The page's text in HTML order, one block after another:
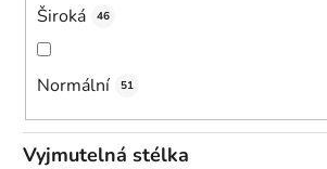
Široká 46
Normální 51
Vyjmutelná stélka